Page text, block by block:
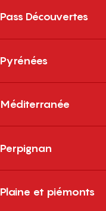
Pass Découvertes
Pyrénées
Méditerranée
Perpignan
Plaine et piémonts
66400 Céret